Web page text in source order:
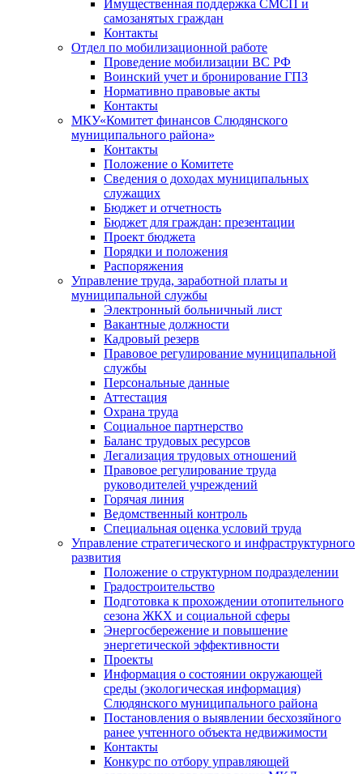
Имущественная поддержка СМСП и
самозанятых граждан
Контакты
Отдел по мобилизационной работе
Проведение мобилизации ВС РФ
Воинский учет и бронирование ГПЗ
Нормативно правовые акты
Контакты
МКУ«Комитет финансов Слюдянского
муниципального района»
Контакты
Положение о Комитете
Сведения о доходах муниципальных
служащих
Бюджет и отчетность
Бюджет для граждан: презентации
Проект бюджета
Порядки и положения
Распоряжения
Управление труда, заработной платы и
муниципальной службы
Электронный больничный лист
Вакантные должности
Кадровый резерв
Правовое регулирование муниципальной
службы
Персональные данные
Аттестация
Охрана труда
Социальное партнерство
Баланс трудовых ресурсов
Легализация трудовых отношений
Правовое регулирование труда
руководителей учреждений
Горячая линия
Ведомственный контроль
Специальная оценка условий труда
Управление стратегического и инфраструктурного
развития
Положение о структурном подразделении
Градостроительство
Подготовка к прохождении отопительного
сезона ЖКХ и социальной сферы
Энергосбережение и повышение
энергетической эффективности
Проекты
Информация о состоянии окружающей
среды (экологическая информация)
Слюдянского муниципального района
Постановления о выявлении бесхозяйного
ранее учтенного объекта недвижимости
Контакты
Конкурс по отбору управляющей